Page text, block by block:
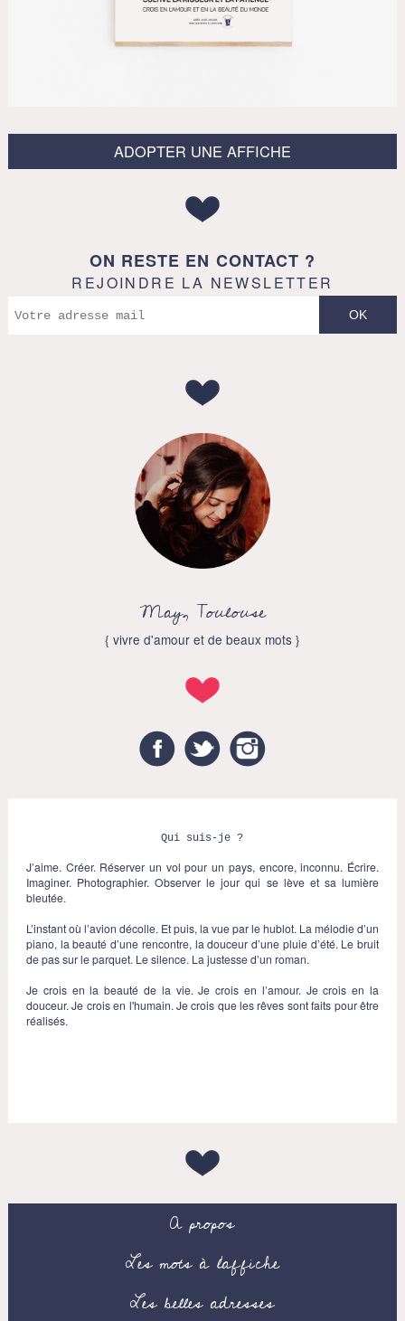
ADOPTER UNE AFFICHE
ON RESTE EN CONTACT ?
REJOINDRE LA NEWSLETTER
May, Toulouse
{ vivre d'amour et de beaux mots }
FacebookTwitter
Qui suis-je ?
J’aime. Créer. Réserver un vol pour un pays, encore, inconnu. Écrire.
Imaginer. Photographier. Observer le jour qui se lève et sa lumière
bleutée.
L’instant où l’avion décolle. Et puis, la vue par le hublot. La mélodie d’un
piano, la beauté d’une rencontre, la douceur d’une pluie d’été. Le bruit
de pas sur le parquet. Le silence. La justesse d’un roman.
Je crois en la beauté de la vie. Je crois en l’amour. Je crois en la
douceur. Je crois en l'humain. Je crois que les rêves sont faits pour être
réalisés.
A propos
Les mots à l’affiche
Les belles adresses